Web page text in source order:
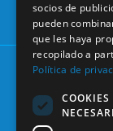
© 2025 – COEM
socios de
pueden
que les haya
recopilado a
Política de
COOKIES